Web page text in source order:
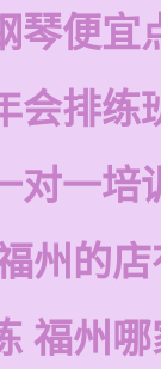
琴便宜
会排练
对一培
州的
福州